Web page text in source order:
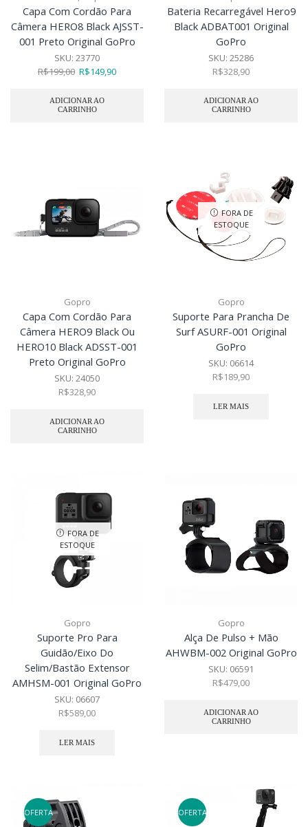
Capa Com Cordão Para
Câmera HERO8 Black AJSST-
001 Preto Original GoPro
SKU: 23770
R$199,00 R$149,90
ADICIONAR AO
CARRINHO
Bateria Recarregável Hero9
Black ADBAT001 Original
GoPro
SKU: 25286
R$328,90
ADICIONAR AO
CARRINHO
Gopro
Capa Com Cordão Para
Câmera HERO9 Black Ou
HERO10 Black ADSST-001
Preto Original GoPro
SKU: 24050
R$328,90
ADICIONAR AO
CARRINHO
FORA DE
ESTOQUE
Gopro
Suporte Para Prancha De
Surf ASURF-001 Original
GoPro
SKU: 06614
R$189,90
LER MAIS
FORA DE
ESTOQUE
Gopro
Suporte Pro Para
Guidão/Eixo Do
Selim/Bastão Extensor
AMHSM-001 Original GoPro
SKU: 06607
R$589,00
LER MAIS
Gopro
Alça De Pulso + Mão
AHWBM-002 Original GoPro
SKU: 06591
R$479,00
ADICIONAR AO
CARRINHO
OFERTA OFERTA